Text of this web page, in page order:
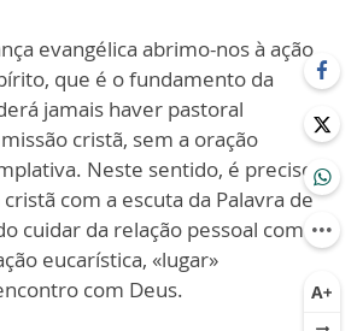
evangélica abrimo-nos à ação
que é o fundamento da
jamais haver pastoral
cristã, sem a oração
Neste sentido, é preciso
com a escuta da Palavra de
cuidar da relação pessoal com o
eucarística, «lugar»
com Deus.